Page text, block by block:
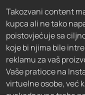
Takozvani content
kupca ali ne tako
poistovjećuje sa
koje bi njima bile
reklamu za vaš
Vaše pratioce na
virtuelne osobe, već